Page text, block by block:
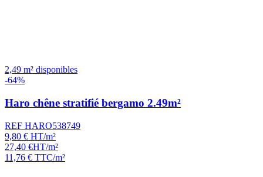
2,49 m² disponibles
-64%
Haro chêne stratifié bergamo 2.49m²
REF HARO538749
9,80 € HT/m²
27,40 €HT/m²
11,76 € TTC/m²